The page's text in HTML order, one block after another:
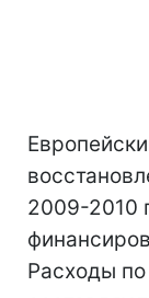
2009-2010
Расходы по